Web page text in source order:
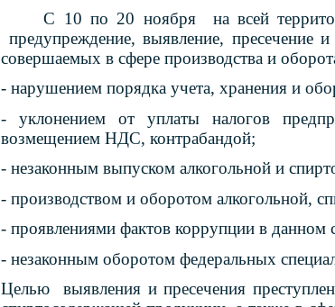
С 10 по 20 ноября на всей
предупреждение, выявление, пресечение
совершаемых в сфере производства и
- нарушением порядка учета, хранения и
- уклонением от уплаты налогов
возмещением НДС, контрабандой;
- незаконным выпуском алкогольной и
- производством и оборотом алкогольной,
- проявлениями фактов коррупции в данном
- незаконным оборотом федеральных
Целью выявления и пресечения